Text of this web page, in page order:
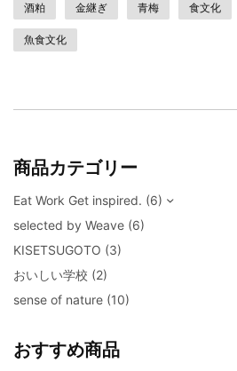
酒粕 金継ぎ 青梅 食文化
魚食文化
商品カテゴリー
Eat Work Get inspired. (6)
selected by Weave (6)
KISETSUGOTO (3)
おいしい学校 (2)
sense of nature (10)
おすすめ商品